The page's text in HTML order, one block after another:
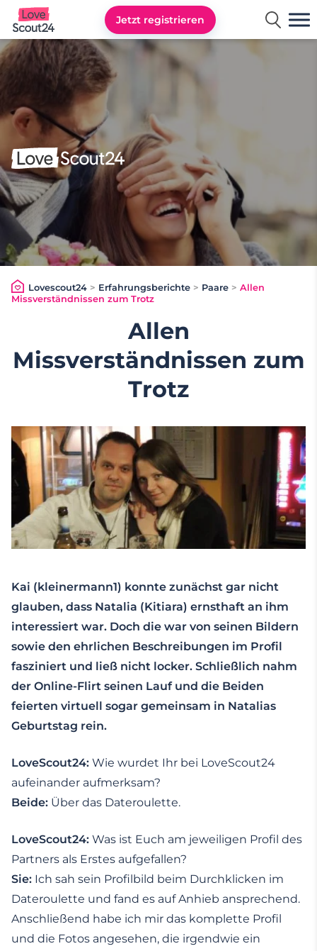
Lovescout24
Jetzt registrieren
Lovescout24> Erfahrungsberichte > Paare > Allen
Missverständnissen zum Trotz
Allen
Missverständnissen zum
Trotz
Kai (kleinermann1) konnte zunächst gar nicht
glauben, dass Natalia (Kitiara) ernsthaft an ihm
interessiert war. Doch die war von seinen Bildern
sowie den ehrlichen Beschreibungen im Profil
fasziniert und ließ nicht locker. Schließlich nahm
der Online-Flirt seinen Lauf und die Beiden
feierten virtuell sogar gemeinsam in Natalias
Geburtstag rein.
LoveScout24: Wie wurdet Ihr bei LoveScout24
aufeinander aufmerksam?
Beide: Über das Dateroulette.
LoveScout24: Was ist Euch am jeweiligen Profil des
Partners als Erstes aufgefallen?
Sie: Ich sah sein Profilbild beim Durchklicken im
Dateroulette und fand es auf Anhieb ansprechend.
Anschließend habe ich mir das komplette Profil
und die Fotos angesehen, die irgendwie ein